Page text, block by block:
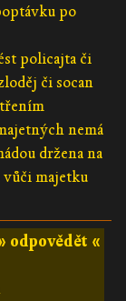
po
policajta či
či socan
nemá
držena na
majetku
odpovědět «